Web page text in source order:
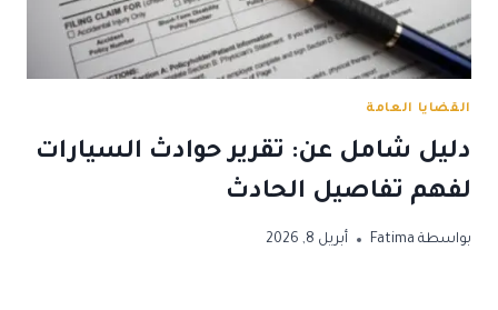
القضايا العامة
دليل شامل عن: تقرير حوادث السيارات
لفهم تفاصيل الحادث
بواسطة Fatima أبريل 8, 2026